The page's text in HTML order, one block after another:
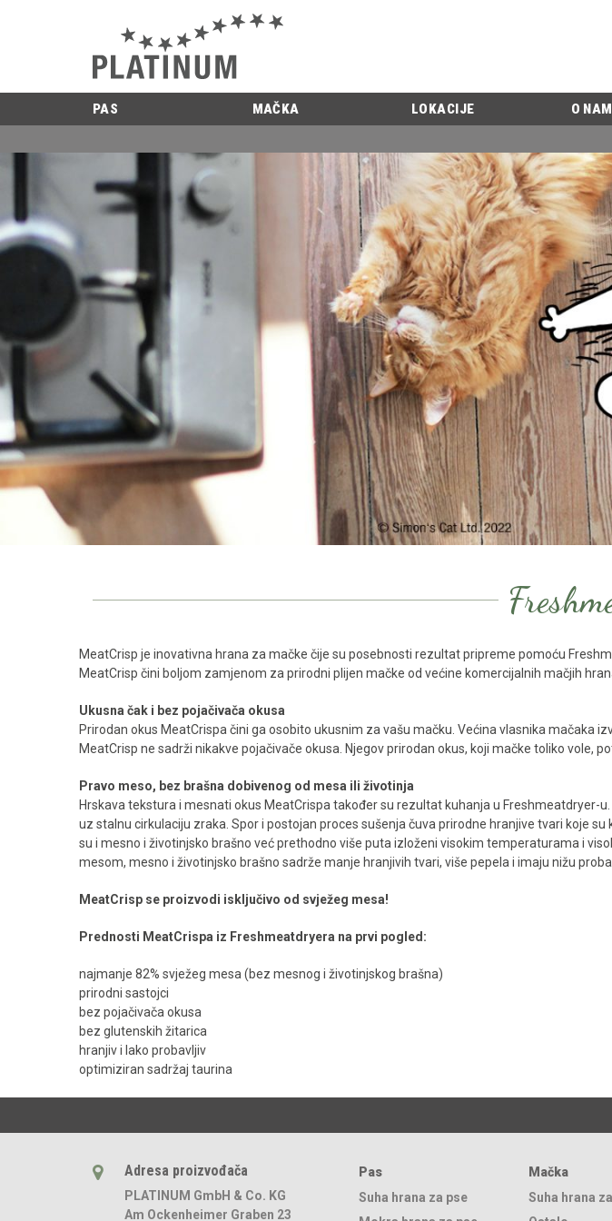
PAS MAČKA LOKACIJE O
MeatCrisp je inovativna hrana za mačke čije su posebnosti rezultat pripreme pomoću
MeatCrisp čini boljom zamjenom za prirodni plijen mačke od većine komercijalnih mačjih
Ukusna čak i bez pojačivača okusa
Prirodan okus MeatCrispa čini ga osobito ukusnim za vašu mačku. Većina vlasnika mačaka
MeatCrisp ne sadrži nikakve pojačivače okusa. Njegov prirodan okus, koji mačke toliko vole,
Pravo meso, bez brašna dobivenog od mesa ili životinja
Hrskava tekstura i mesnati okus MeatCrispa također su rezultat kuhanja u
uz stalnu cirkulaciju zraka. Spor i postojan proces sušenja čuva prirodne hranjive tvari koje
su i mesno i životinjsko brašno već prethodno više puta izloženi visokim temperaturama i
mesom, mesno i životinjsko brašno sadrže manje hranjivih tvari, više pepela i imaju nižu
MeatCrisp se proizvodi isključivo od svježeg mesa!
Prednosti MeatCrispa iz Freshmeatdryera na prvi pogled:
najmanje 82% svježeg mesa (bez mesnog i životinjskog brašna)
prirodni sastojci
bez pojačivača okusa
bez glutenskih žitarica
hranjiv i lako probavljiv
optimiziran sadržaj taurina
Adresa proizvođača
PLATINUM GmbH & Co. KG
Am Ockenheimer Graben 23
Pas
Suha hrana za pse
Mačka
Suha hrana